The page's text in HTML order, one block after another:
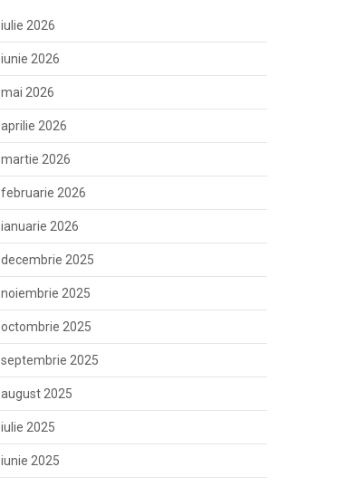
iulie 2026
iunie 2026
mai 2026
aprilie 2026
martie 2026
februarie 2026
ianuarie 2026
decembrie 2025
noiembrie 2025
octombrie 2025
septembrie 2025
august 2025
iulie 2025
iunie 2025